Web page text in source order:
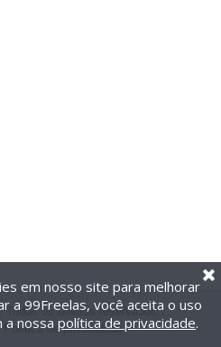
Todos os direitos reservados.
Política de privacidade
em nosso site para melhorar
a 99Freelas, você aceita o uso
a nossa política de privacidade.